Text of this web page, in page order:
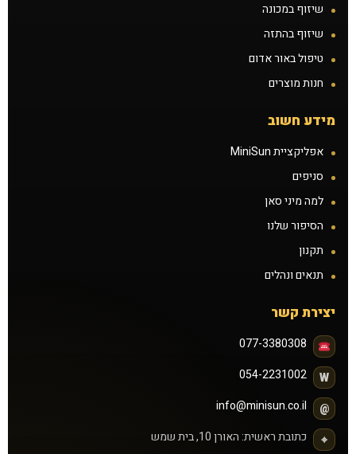
שיזוף במכונה
שיזוף בהתזה
טיפול באור אדום
חנות מוצרים
מידע חשוב
אפליקציית MiniSun
סניפים
למה מיני סאן
הסיפור שלנו
תקנון
תנאים ונהלים
יצירת קשר
077-3380308
W
054-2231002
@
info@minisun.co.il
⌖ כתובת ראשית: האורן 10, בית שמש